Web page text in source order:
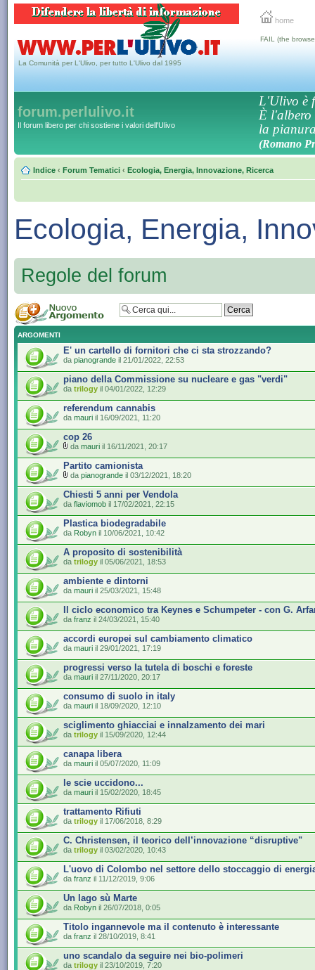
home
La Comunità per L'Ulivo, per tutto L'Ulivo dal 1995
FAIL (the
forum.perlulivo.it
Il forum libero per chi sostiene i valori dell'Ulivo
L'Ulivo è
È l'albero
la
(Romano
Indice ‹ Forum Tematici ‹ Ecologia, Energia, Innovazione, Ricerca
Ecologia, Energia,
Regole del forum
ARGOMENTI
E' un cartello di fornitori che ci sta strozzando?
da pianogrande il 21/01/2022, 22:53
piano della Commissione su nucleare e gas "verdi"
da trilogy il 04/01/2022, 12:29
referendum cannabis
da mauri il 16/09/2021, 11:20
cop 26
da mauri il 16/11/2021, 20:17
Partito camionista
da pianogrande il 03/12/2021, 18:20
Chiesti 5 anni per Vendola
da flaviomob il 17/02/2021, 22:15
Plastica biodegradabile
da Robyn il 10/06/2021, 10:42
A proposito di sostenibilità
da trilogy il 05/06/2021, 18:53
ambiente e dintorni
da mauri il 25/03/2021, 15:48
Il ciclo economico tra Keynes e Schumpeter - con G.
da franz il 24/03/2021, 15:40
accordi europei sul cambiamento climatico
da mauri il 29/01/2021, 17:19
progressi verso la tutela di boschi e foreste
da mauri il 27/11/2020, 20:17
consumo di suolo in italy
da mauri il 18/09/2020, 12:10
sciglimento ghiacciai e innalzamento dei mari
da trilogy il 15/09/2020, 12:44
canapa libera
da mauri il 05/07/2020, 11:09
le scie uccidono...
da mauri il 15/02/2020, 18:45
trattamento Rifiuti
da trilogy il 17/06/2018, 8:29
C. Christensen, il teorico dell’innovazione “disruptive"
da trilogy il 03/02/2020, 10:43
L'uovo di Colombo nel settore dello stoccaggio di
da franz il 11/12/2019, 9:06
Un lago sù Marte
da Robyn il 26/07/2018, 0:05
Titolo ingannevole ma il contenuto è interessante
da franz il 28/10/2019, 8:41
uno scandalo da seguire nei bio-polimeri
da trilogy il 23/10/2019, 7:20